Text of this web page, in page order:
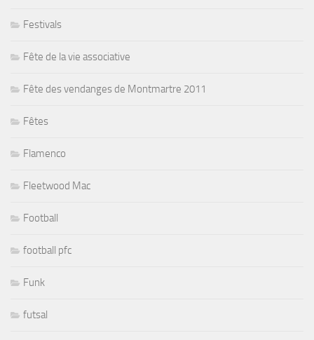
Festivals
Fête de la vie associative
Fête des vendanges de Montmartre 2011
Fêtes
Flamenco
Fleetwood Mac
Football
football pfc
Funk
futsal